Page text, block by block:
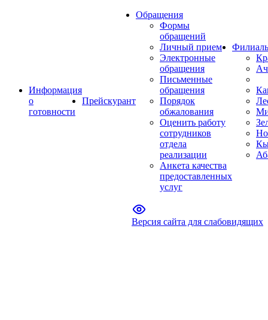
Информация
о
готовности
Прейскурант
Обращения
Формы
обращений
Личный прием
Электронные
обращения
Письменные
обращения
Порядок
обжалования
Оценить работу
сотрудников
отдела
реализации
Анкета качества
предоставленных
услуг
Версия сайта для слабовидящих